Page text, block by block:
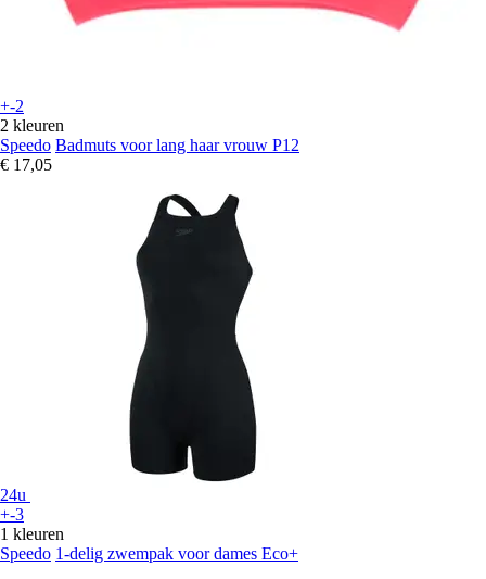
+-2
2 kleuren
Speedo Badmuts voor lang haar vrouw P12
€ 17,05
24u
+-3
1 kleuren
Speedo 1-delig zwempak voor dames Eco+